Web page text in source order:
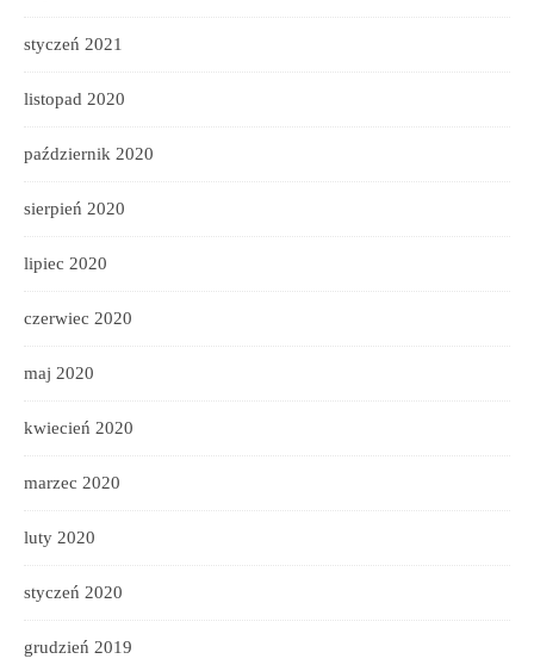
styczeń 2021
listopad 2020
październik 2020
sierpień 2020
lipiec 2020
czerwiec 2020
maj 2020
kwiecień 2020
marzec 2020
luty 2020
styczeń 2020
grudzień 2019